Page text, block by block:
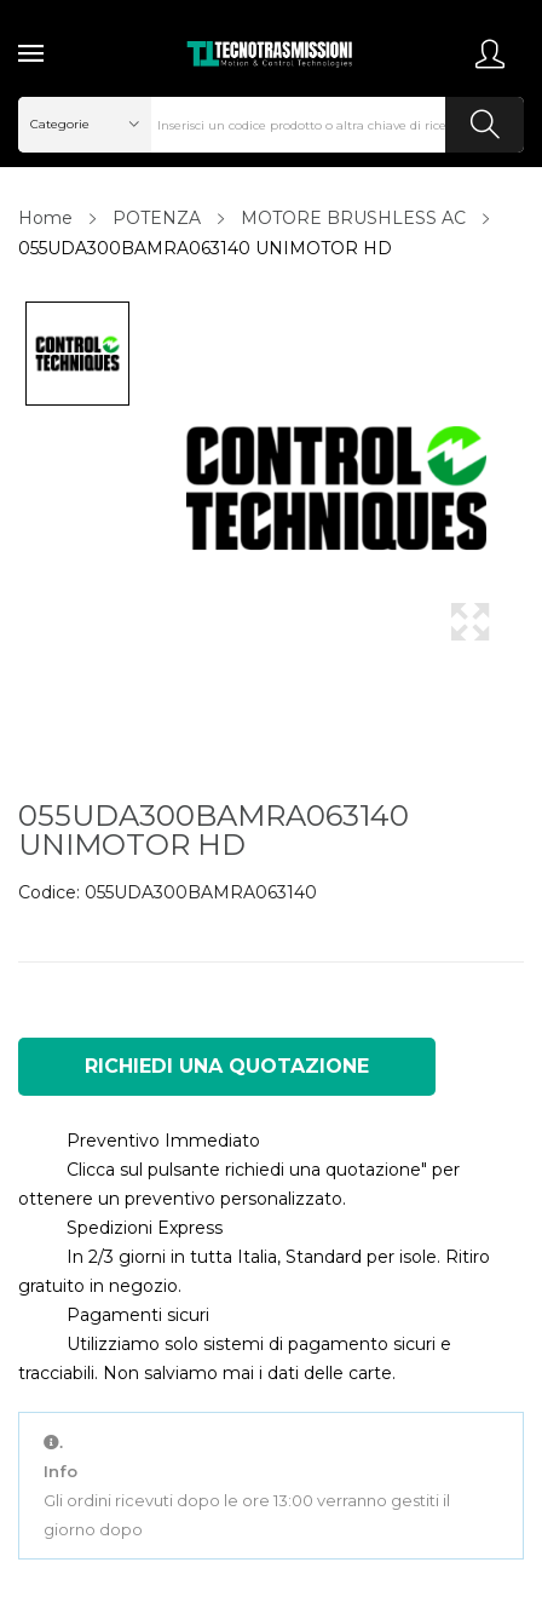
Home POTENZA
MOTORE BRUSHLESS AC
055UDA300BAMRA063140 UNIMOTOR HD
055UDA300BAMRA063140
UNIMOTOR HD
Codice: 055UDA300BAMRA063140
RICHIEDI UNA QUOTAZIONE
Preventivo Immediato
Clicca sul pulsante richiedi una quotazione" per
ottenere un preventivo personalizzato.
Spedizioni Express
In 2/3 giorni in tutta Italia, Standard per isole. Ritiro
gratuito in negozio.
Pagamenti sicuri
Utilizziamo solo sistemi di pagamento sicuri e
tracciabili. Non salviamo mai i dati delle carte.
.
Info
Gli ordini ricevuti dopo le ore 13:00 verranno gestiti il
giorno dopo